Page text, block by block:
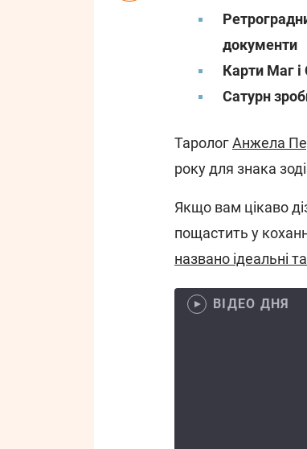
документи
Карти Маг
Сатурн
ТарологАнжела
року для знака
Якщо вам цікаво
пощастить у
названо ідеальні
ВІДЕО ДНЯ